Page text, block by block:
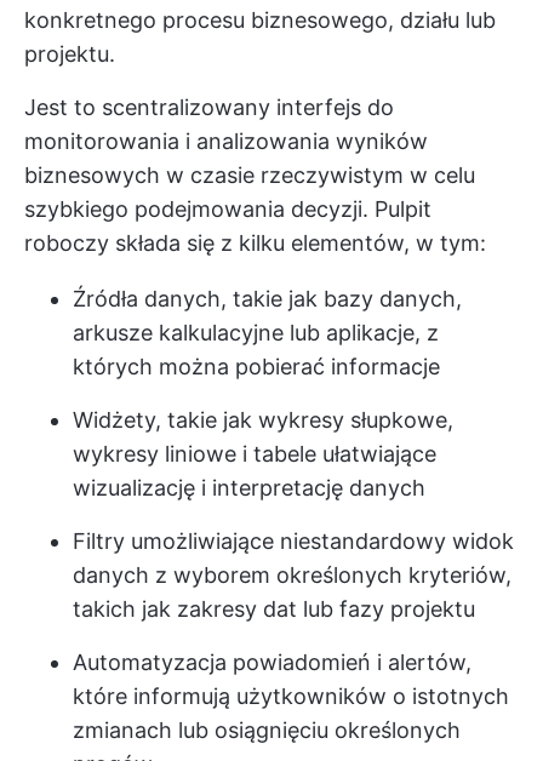
konkretnego procesu biznesowego, działu lub
projektu.
Jest to scentralizowany interfejs do
monitorowania i analizowania wyników
biznesowych w czasie rzeczywistym w celu
szybkiego podejmowania decyzji. Pulpit
roboczy składa się z kilku elementów, w tym:
Źródła danych, takie jak bazy danych,
arkusze kalkulacyjne lub aplikacje, z
których można pobierać informacje
Widżety, takie jak wykresy słupkowe,
wykresy liniowe i tabele ułatwiające
wizualizację i interpretację danych
Filtry umożliwiające niestandardowy widok
danych z wyborem określonych kryteriów,
takich jak zakresy dat lub fazy projektu
Automatyzacja powiadomień i alertów,
które informują użytkowników o istotnych
zmianach lub osiągnięciu określonych